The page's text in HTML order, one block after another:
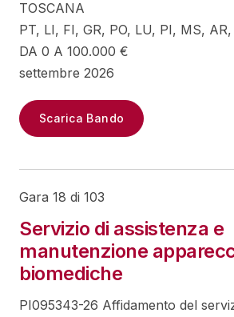
TOSCANA
PT, LI, FI, GR, PO, LU, PI, MS,
DA 0 A 100.000 €
settembre 2026
Scarica Bando
Gara 18 di 103
Servizio di assistenza e
manutenzione
biomediche
PI095343-26 Affidamento del